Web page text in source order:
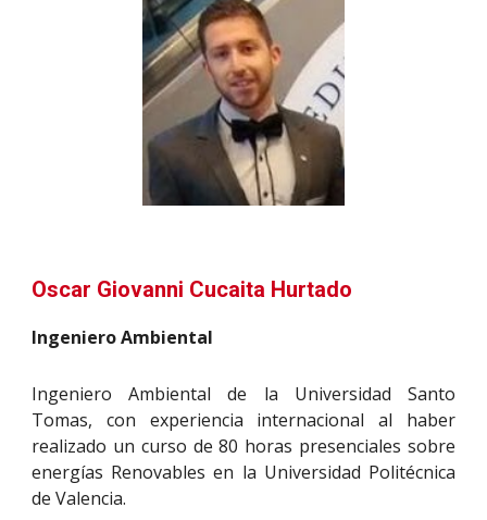
Oscar Giovanni Cucaita Hurtado
Ingeniero Ambiental
Ingeniero Ambiental de la Universidad Santo
Tomas, con experiencia internacional al haber
realizado un curso de 80 horas presenciales sobre
energías Renovables en la Universidad Politécnica
de Valencia.